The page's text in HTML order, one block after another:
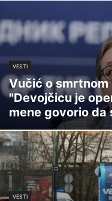
VESTI
Vučić o smrtnom
"Devojčicu je
mene govorio da
VESTI